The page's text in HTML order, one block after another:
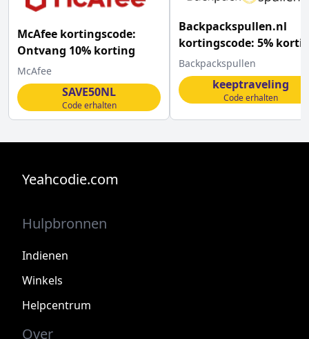
McAfee kortingscode:
Ontvang 10% korting
McAfee
SAVE50NL
Code erhalten
Backpackspullen.nl
kortingscode: 5%
op alles
Backpackspullen
keeptraveling
Code erhalten
Yeahcodie.com
Hulpbronnen
Indienen
Winkels
Helpcentrum
Over